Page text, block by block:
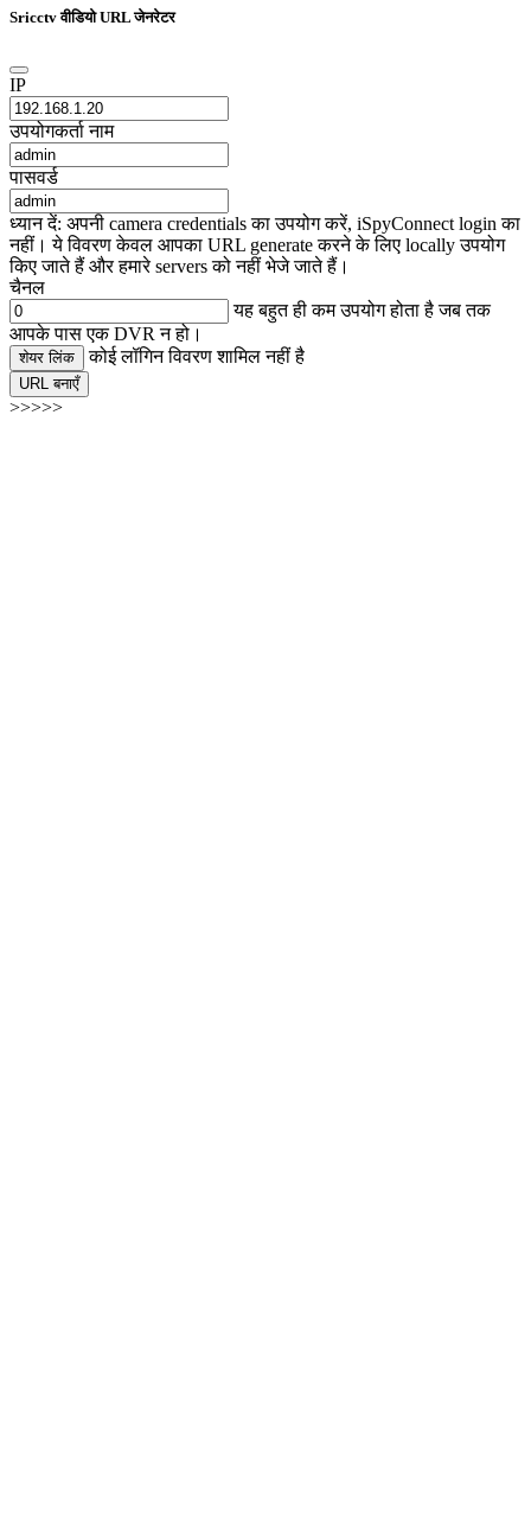
Sricctv वीडियो URL जेनरेटर
IP
उपयोगकर्ता नाम
पासवर्ड
ध्यान दें: अपनी camera credentials का उपयोग करें, iSpyConnect login का
नहीं। ये विवरण केवल आपका URL generate करने के लिए locally उपयोग
किए जाते हैं और हमारे servers को नहीं भेजे जाते हैं।
चैनल
यह बहुत ही कम उपयोग होता है जब तक
आपके पास एक DVR न हो।
शेयर लिंक कोई लॉगिन विवरण शामिल नहीं है
URL बनाएँ
>>>>>